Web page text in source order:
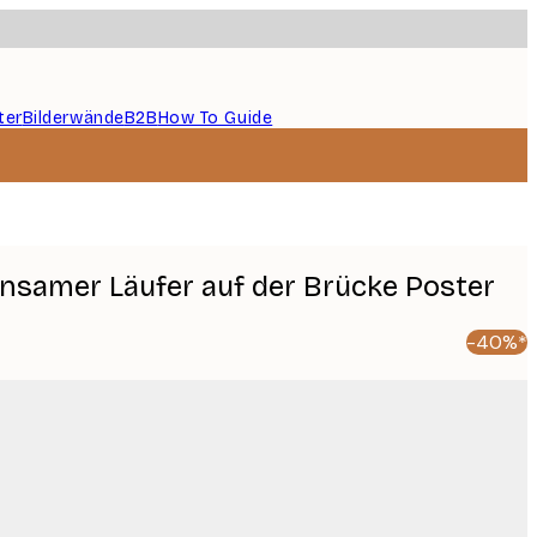
BilderwändeB2BHow To Guide
Läufer auf der Brücke Poster
-40%*